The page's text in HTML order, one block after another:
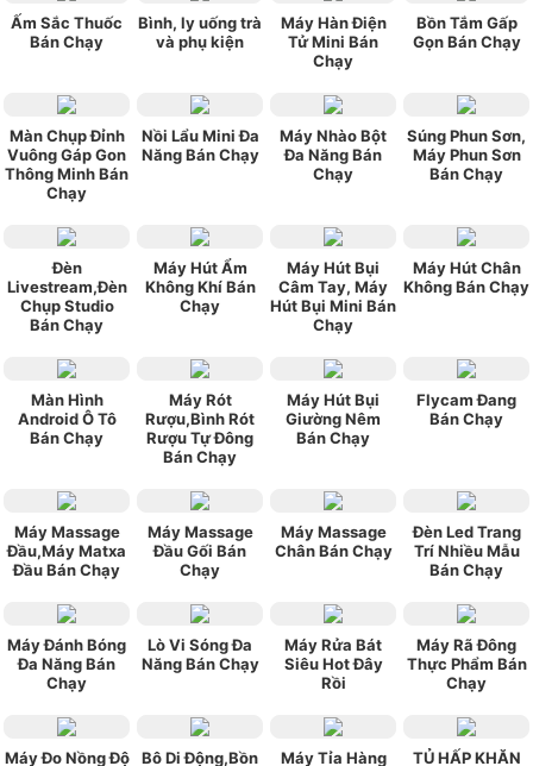
Ấm Sắc Thuốc
Bán Chạy
Bình, ly uống trà
và phụ kiện
Máy Hàn Điện
Tử Mini Bán
Chạy
Bồn Tắm Gấp
Gọn Bán Chạy
Màn Chụp Đỉnh
Vuông Gáp Gon
Thông Minh Bán
Chạy
Nồi Lẩu Mini Đa
Năng Bán Chạy
Máy Nhào Bột
Đa Năng Bán
Chạy
Súng Phun Sơn,
Máy Phun Sơn
Bán Chạy
Đèn
Livestream,Đèn
Chụp Studio
Bán Chạy
Máy Hút Ẩm
Không Khí Bán
Chạy
Máy Hút Bụi
Câm Tay, Máy
Hút Bụi Mini Bán
Chạy
Máy Hút Chân
Không Bán Chạy
Màn Hình
Android Ô Tô
Bán Chạy
Máy Rót
Rượu,Bình Rót
Rượu Tự Đông
Bán Chạy
Máy Hút Bụi
Giường Nêm
Bán Chạy
Flycam Đang
Bán Chạy
Máy Massage
Đầu,Máy Matxa
Đầu Bán Chạy
Máy Massage
Đầu Gối Bán
Chạy
Máy Massage
Chân Bán Chạy
Đèn Led Trang
Trí Nhiều Mẫu
Bán Chạy
Máy Đánh Bóng
Đa Năng Bán
Chạy
Lò Vi Sóng Đa
Năng Bán Chạy
Máy Rửa Bát
Siêu Hot Đây
Rồi
Máy Rã Đông
Thực Phẩm Bán
Chạy
Máy Đo Nồng Độ
Bô Di Động,Bồn
Máy Tỉa Hàng
TỦ HẤP KHĂN